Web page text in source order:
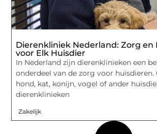
Dierenkliniek Nederland: Zorg en
voor Elk Huisdier
In Nederland zijn dierenklinieken een
onderdeel van de zorg voor huisdieren.
hond, kat, konijn, vogel of ander
dierenklinieken
Zakelijk